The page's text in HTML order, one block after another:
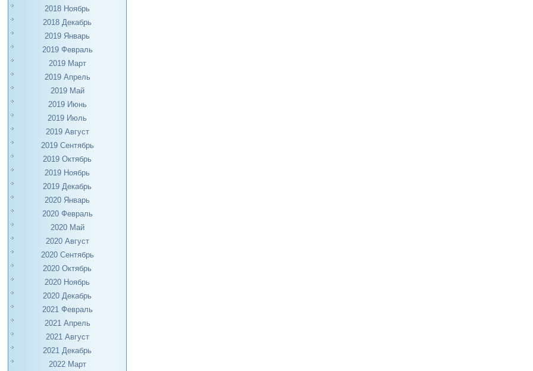
2018 Ноябрь
2018 Декабрь
2019 Январь
2019 Февраль
2019 Март
2019 Апрель
2019 Май
2019 Июнь
2019 Июль
2019 Август
2019 Сентябрь
2019 Октябрь
2019 Ноябрь
2019 Декабрь
2020 Январь
2020 Февраль
2020 Май
2020 Август
2020 Сентябрь
2020 Октябрь
2020 Ноябрь
2020 Декабрь
2021 Февраль
2021 Апрель
2021 Август
2021 Декабрь
2022 Март